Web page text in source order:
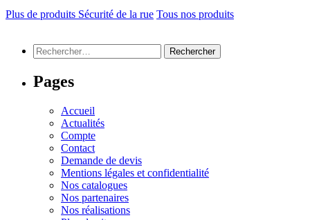
Plus de produits Sécurité de la rue Tous nos produits
Rechercher :
Pages
Accueil
Actualités
Compte
Contact
Demande de devis
Mentions légales et confidentialité
Nos catalogues
Nos partenaires
Nos réalisations